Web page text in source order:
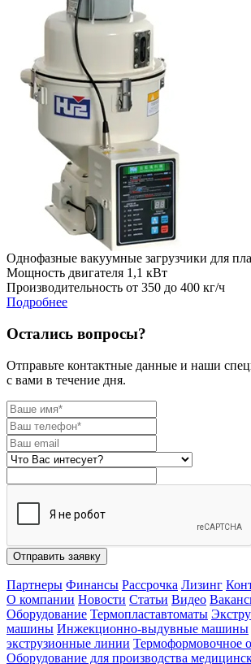
Однофазные вакуумные загрузчики для
Мощность двигателя 1,1 кВт
Производительность от 350 до 400 кг/ч
Подробнее
Остались вопросы?
Отправьте контактные данные и наши
с вами в течение дня.
Отправить заявку
Партнеры Финансы Рассрочка Лизинг
О компании Новости Статьи Видео
Оборудование Термопластавтоматы
машины Инжекционно-выдувные машины
экструзионные линии Термоформовочное
Оборудование для производства